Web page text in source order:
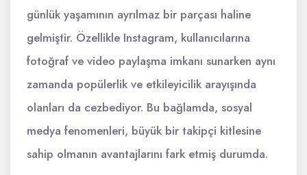
günlük yaşamının ayrılmaz bir parçası haline
gelmiştir. Özellikle Instagram, kullanıcılarına
fotoğraf ve video paylaşma imkanı sunarken aynı
zamanda popülerlik ve etkileyicilik arayışında
olanları da cezbediyor. Bu bağlamda, sosyal
medya fenomenleri, büyük bir takipçi kitlesine
sahip olmanın avantajlarını fark etmiş durumda.